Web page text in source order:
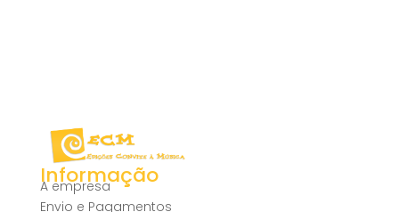
Informação
A empresa
Envio e Pagamentos